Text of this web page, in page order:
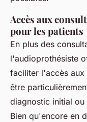
Accès aux
pour les patients
En plus des
l'audioprothésiste
faciliter l'accès aux
être
diagnostic initial
Bien qu'encore en